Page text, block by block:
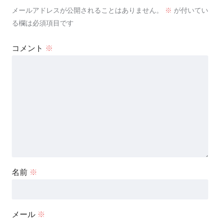
メールアドレスが公開されることはありません。 ※ が付いてい
る欄は必須項目です
コメント ※
名前 ※
メール ※